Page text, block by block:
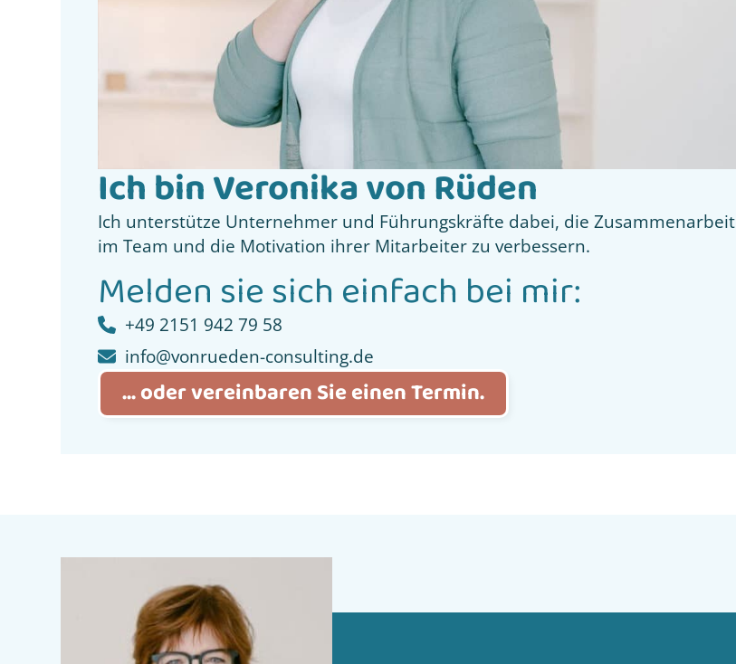
Ich bin Veronika von Rüden
Ich unterstütze Unternehmer und Führungskräfte dabei, die Zusammenarbeit
im Team und die Motivation ihrer Mitarbeiter zu verbessern.
Melden sie sich einfach bei mir:
+49 2151 942 79 58
info@vonrueden-consulting.de
... oder vereinbaren Sie einen Termin.